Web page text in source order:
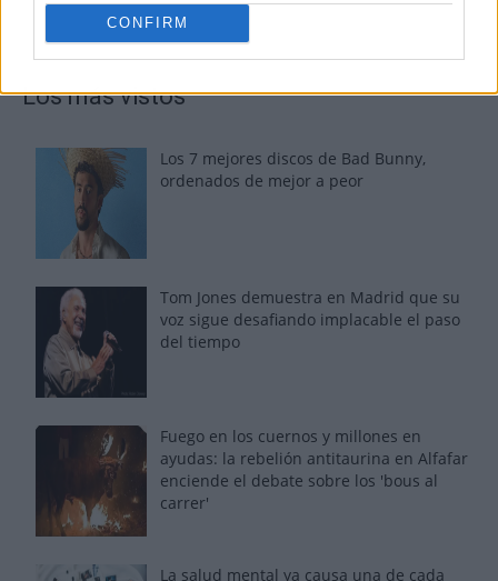
CONFIRM
Los más vistos
Los 7 mejores discos de Bad Bunny,
ordenados de mejor a peor
Tom Jones demuestra en Madrid que su
voz sigue desafiando implacable el paso
del tiempo
Fuego en los cuernos y millones en
ayudas: la rebelión antitaurina en Alfafar
enciende el debate sobre los 'bous al
carrer'
La salud mental ya causa una de cada